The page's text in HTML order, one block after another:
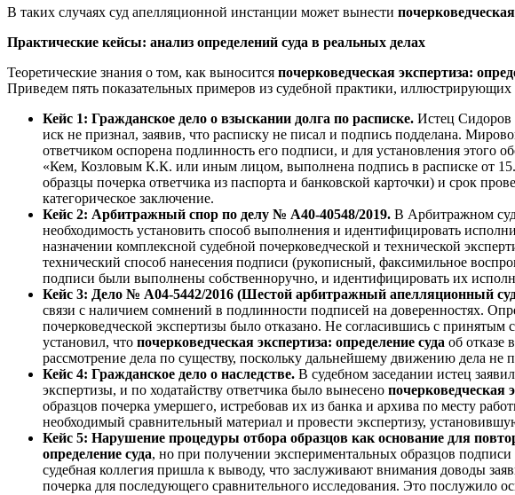
В таких случаях суд апелляционной инстанции может вынести
Практические кейсы: анализ определений суда в реальных делах
Теоретические знания о том, как выносится почерковедческая экспертиза:
Приведем пять показательных примеров из судебной практики, иллюстрирующих
Кейс 1: Гражданское дело о взыскании долга по расписке. Истец Сидоров
иск не признал, заявив, что расписку не писал и подпись подделана.
ответчиком оспорена подлинность его подписи, и для установления этого
«Кем, Козловым К.К. или иным лицом, выполнена подпись в расписке от
образцы почерка ответчика из паспорта и банковской карточки) и срок
категорическое заключение.
Кейс 2: Арбитражный спор по делу № А40-40548/2019. В Арбитражном
необходимость установить способ выполнения и идентифицировать
назначении комплексной судебной почерковедческой и технической
технический способ нанесения подписи (рукописный, факсимильное
подписи были выполнены собственноручно, и идентифицировать их
Кейс 3: Дело № А04-5442/2016 (Шестой арбитражный апелляционный
связи с наличием сомнений в подлинности подписей на доверенностях.
почерковедческой экспертизы было отказано. Не согласившись с
установил, что почерковедческая экспертиза: определение суда об отказе
рассмотрение дела по существу, поскольку дальнейшему движению дела
Кейс 4: Гражданское дело о наследстве. В судебном заседании истец
экспертизы, и по ходатайству ответчика было вынесено почерковедческая
образцов почерка умершего, истребовав их из банка и архива по месту
необходимый сравнительный материал и провести экспертизу,
Кейс 5: Нарушение процедуры отбора образцов как основание для
определение суда, но при получении экспериментальных образцов
судебная коллегия пришла к выводу, что заслуживают внимания доводы
почерка для последующего сравнительного исследования. Это послужило